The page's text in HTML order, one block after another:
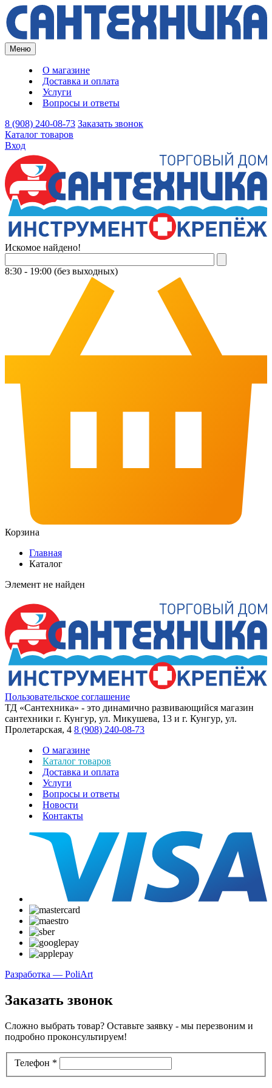
Меню
О магазине
Доставка и оплата
Услуги
Вопросы и ответы
8 (908) 240-08-73 Заказать звонок
Каталог товаров
Вход
Искомое найдено!
8:30 - 19:00 (без выходных)
Корзина
Главная
Каталог
Элемент не найден
Пользовательское соглашение
ТД «Сантехника» - это динамично развивающийся магазин
сантехники г. Кунгур, ул. Микушева, 13 и г. Кунгур, ул.
Пролетарская, 4 8 (908) 240-08-73
О магазине
Каталог товаров
Доставка и оплата
Услуги
Вопросы и ответы
Новости
Контакты
Разработка — PoliArt
Заказать звонок
Сложно выбрать товар? Оставьте заявку - мы перезвоним и
подробно проконсультируем!
Телефон *